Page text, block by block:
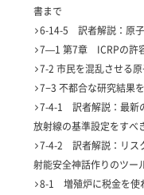
書まで
6-14-5 訳者解説：原
7—1 第7章 ICRPの許
7-2 市民を混乱させる
7−3 不都合な研究結果
7-4-1 訳者解説：最新
放射線の基準設定をすべ
7-4-2 訳者解説：リス
射能安全神話作りのツー
8-1 増殖炉に税金を使